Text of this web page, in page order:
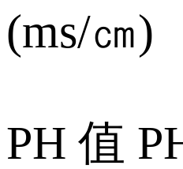
(ms/㎝)
PH 值